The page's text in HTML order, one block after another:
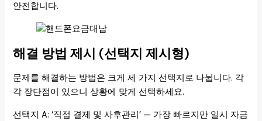
안전합니다.
해결 방법 제시 (선택지 제시형)
문제를 해결하는 방법은 크게 세 가지 선택지로 나뉩니다. 각
각 장단점이 있으니 상황에 맞게 선택하세요.
선택지 A: ‘직접 결제 및 사후관리’ — 가장 빠르지만 일시 자금